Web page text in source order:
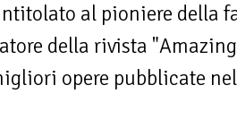
al pioniere della
della rivista
opere pubblicate